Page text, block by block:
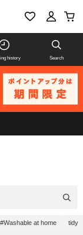
history Search
#Washable at home tidy